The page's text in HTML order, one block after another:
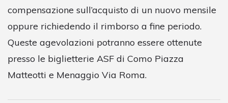
compensazione sull’acquisto di un nuovo mensile
oppure richiedendo il rimborso a fine periodo.
Queste agevolazioni potranno essere ottenute
presso le biglietterie ASF di Como Piazza
Matteotti e Menaggio Via Roma.